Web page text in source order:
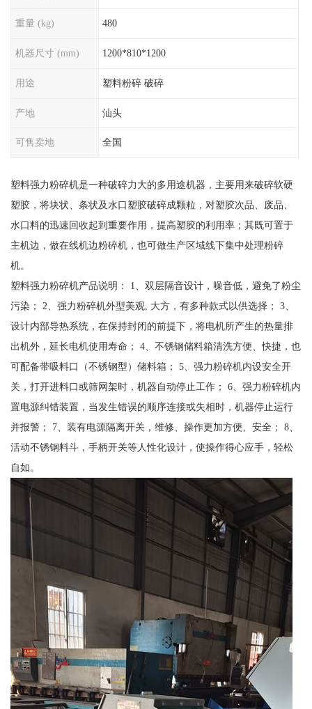
重量 (kg) 480
机器尺寸 (mm) 1200*810*1200
用途 塑料粉碎 破碎
产地 汕头
可售卖地 全国
塑料强力粉碎机是一种破碎力大的多用途机器，主要用来破碎软硬
塑胶，将块状、条状及水口塑胶破碎成颗粒，对塑胶次品、废品、
水口料的迅速回收起到重要作用，提高塑胶的利用率；其既可置于
主机边，做在线机边粉碎机，也可做生产区域线下集中处理粉碎
机。
塑料强力粉碎机产品说明： 1、双层隔音设计，噪音低，避免了粉尘
污染； 2、强力粉碎机外型美观, 大方，有多种款式以供选择； 3、
设计内部导热系统，在保持封闭的前提下，将电机所产生的热量排
出机外，延长电机使用寿命； 4、不锈钢储料箱清洗方便、快捷，也
可配备带吸料口（不锈钢型）储料箱； 5、强力粉碎机内设安全开
关，打开进料口或筛网架时，机器自动停止工作； 6、强力粉碎机内
置电源纠错装置，当发生错误的顺序连接或失相时，机器停止运行
并报警； 7、装有电源隔离开关，维修、操作更加方便、安全； 8、
活动不锈钢料斗，手柄开关等人性化设计，使操作得心应手，轻松
自如。